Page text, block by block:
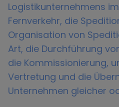
Logistikunternehmens
Fernverkehr, die
Organisation von
Art, die Durchführung
die Kommissionierung,
Vertretung und die
Unternehmen gleicher